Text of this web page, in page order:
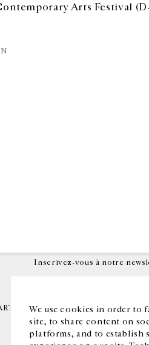
We use cookies in order
site, to share content on
platforms, and to establish
Arts Festival
Inscrivez-vous à notre